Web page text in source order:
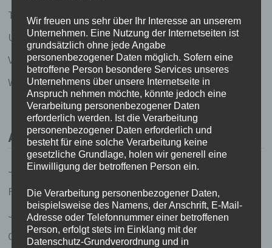
Thailand 2020
Uncategorized
Vietnam 2005/2006
Weise Worte (und Gedichte und so)
ARCHIV
Juli 2023
Februar 2020
Januar 2020
Oktober 2017
Wir freuen uns sehr über Ihr Interesse an unserem
Unternehmen. Eine Nutzung der Internetseiten ist
grundsätzlich ohne jede Angabe
personenbezogener Daten möglich. Sofern eine
betroffene Person besondere Services unseres
Unternehmens über unsere Internetseite in
Anspruch nehmen möchte, könnte jedoch eine
Verarbeitung personenbezogener Daten
erforderlich werden. Ist die Verarbeitung
personenbezogener Daten erforderlich und
besteht für eine solche Verarbeitung keine
gesetzliche Grundlage, holen wir generell eine
Einwilligung der betroffenen Person ein.
Die Verarbeitung personenbezogener Daten,
beispielsweise des Namens, der Anschrift, E-Mail-
Adresse oder Telefonnummer einer betroffenen
Person, erfolgt stets im Einklang mit der
Datenschutz-Grundverordnung und in